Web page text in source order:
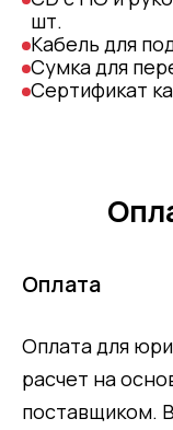
шт.
Кабель для
Сумка для
Сертификат
Оплата
Оплата для
расчет на
поставщиком.